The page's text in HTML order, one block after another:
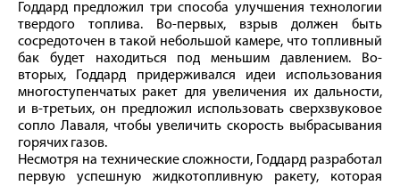
Годдард предложил три способа улучшения технологии
твердого топлива. Во-первых, взрыв должен быть
сосредоточен в такой небольшой камере, что топливный
бак будет находиться под меньшим давлением. Во-
вторых, Годдард придерживался идеи использования
многоступенчатых ракет для увеличения их дальности,
и в‑третьих, он предложил использовать сверхзвуковое
сопло Лаваля, чтобы увеличить скорость выбрасывания
горячих газов.
Несмотря на технические сложности, Годдард разработал
первую успешную жидкотопливную ракету, которая